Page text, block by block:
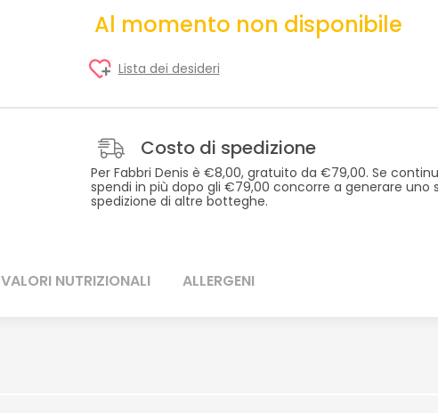
Al momento non disponibile
Lista dei desideri
Costo di spedizione
Per Fabbri Denis è €8,00, gratuito da €79,00. Se
spendi in più dopo gli €79,00 concorre a generare uno
spedizione di altre botteghe.
VALORI NUTRIZIONALI ALLERGENI